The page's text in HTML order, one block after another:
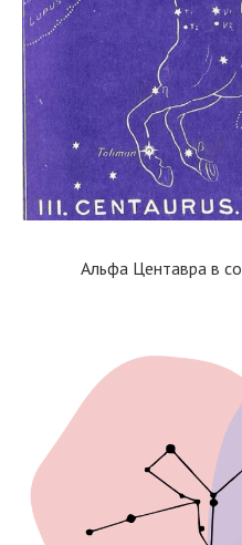
Альфа Центавра в